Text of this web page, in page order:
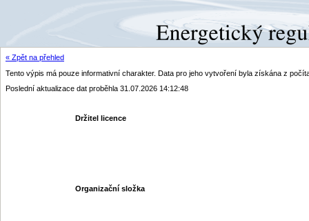
« Zpět na přehled
Tento výpis má pouze informativní charakter. Data pro jeho vytvoření byla získána z
Poslední aktualizace dat proběhla 31.07.2026 14:12:48
Držitel licence
Organizační složka